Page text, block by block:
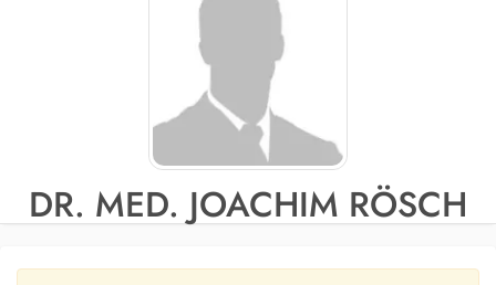
DR. MED. JOACHIM RÖSCH